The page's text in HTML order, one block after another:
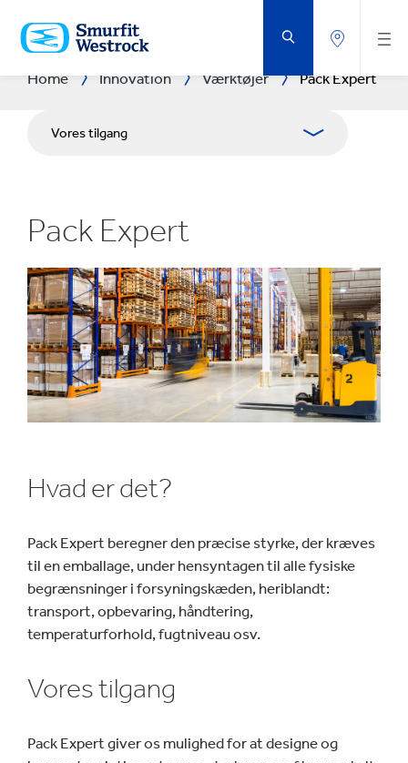
DIREKTE
TIL
HOVEDINDHOLDET
Home Innovation Værktøjer Pack Expert
Vores tilgang
Forsknings- og udviklingscentre
Experience Centres
Værktøjer
Case studies
Pack Expert
Hvad er det?
Pack Expert beregner den præcise styrke, der kræves
til en emballage, under hensyntagen til alle fysiske
begrænsninger i forsyningskæden, heriblandt:
transport, opbevaring, håndtering,
temperaturforhold, fugtniveau osv.
Vores tilgang
Pack Expert giver os mulighed for at designe og